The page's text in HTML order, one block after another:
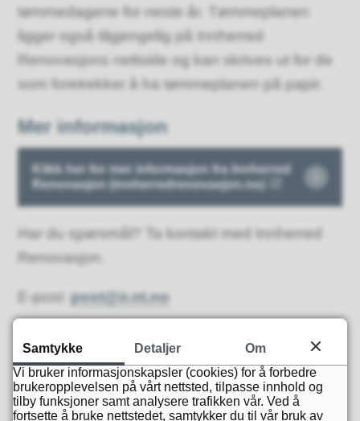
tømmedagene for neste år. Tømmeplanen
ligger også tilgjengelig på Innherred
Renovasjons nettside og kan skrives ut for de
som foretrekker å ha tømmeplanen på papir.
Mer informasjon
Klikk her for mer informasjon fra Innherred
Renovasjon (innherredrenovasjon.no)
Har du spørsmål? Ta kontakt med Innherred
Renovasjon.
E-post:post@ir.nt.no
Sist endret 05.12.2024 07.47
Samtykke Detaljer
Om
Vi bruker informasjonskapsler (cookies) for å forbedre
brukeropplevelsen på vårt nettsted, tilpasse innhold og
tilby funksjoner samt analysere trafikken vår. Ved å
fortsette å bruke nettstedet, samtykker du til vår bruk av